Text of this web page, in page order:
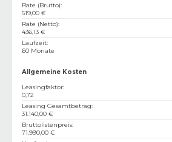
Rate (Brutto):
519,00 €
Rate (Netto):
436,13 €
Laufzeit:
60 Monate
Allgemeine Kosten
Leasingfaktor:
0,72
Leasing Gesamtbetrag:
31.140,00 €
Bruttolistenpreis:
71.990,00 €